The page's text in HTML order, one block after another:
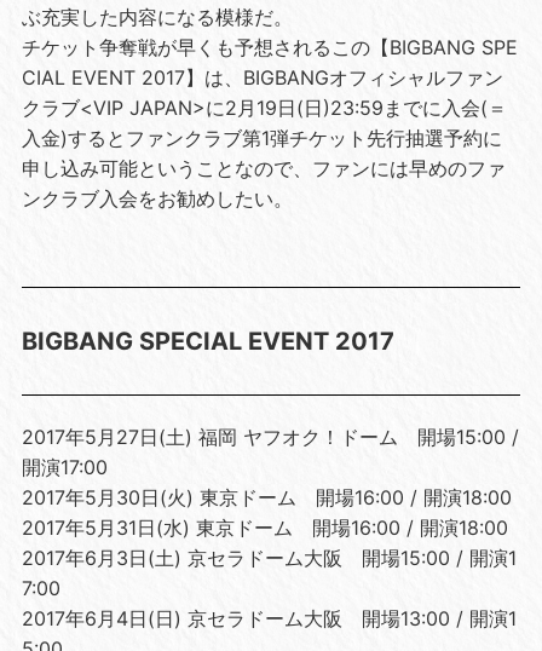
ぶ充実した内容になる模様だ。
チケット争奪戦が早くも予想されるこの【BIGBANG SPE
CIAL EVENT 2017】は、BIGBANGオフィシャルファン
クラブ<VIP JAPAN>に2月19日(日)23:59までに入会(＝
入金)するとファンクラブ第1弾チケット先行抽選予約に
申し込み可能ということなので、ファンには早めのファ
ンクラブ入会をお勧めしたい。
BIGBANG SPECIAL EVENT 2017
2017年5月27日(土) 福岡 ヤフオク！ドーム 開場15:00 /
開演17:00
2017年5月30日(火) 東京ドーム 開場16:00 / 開演18:00
2017年5月31日(水) 東京ドーム 開場16:00 / 開演18:00
2017年6月3日(土) 京セラドーム大阪 開場15:00 / 開演1
7:00
2017年6月4日(日) 京セラドーム大阪 開場13:00 / 開演1